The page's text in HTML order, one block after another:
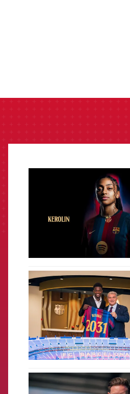
FCB Barcelona badge
FCB Barcelona badge